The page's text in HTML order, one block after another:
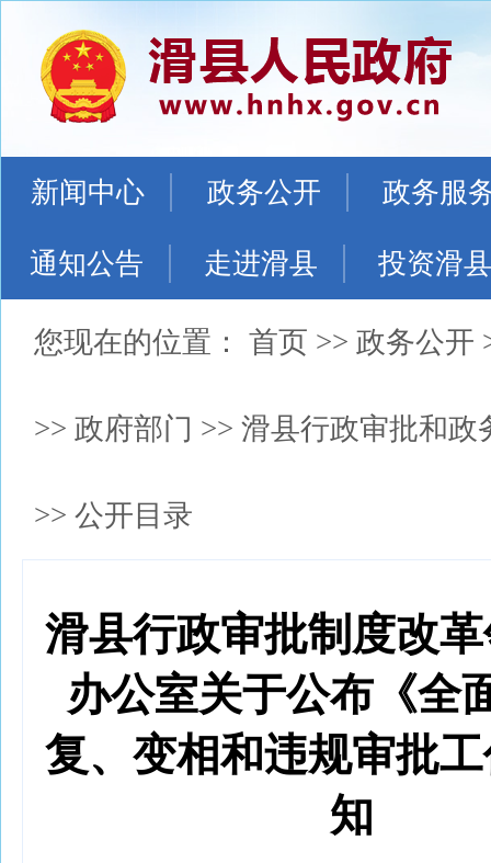
新闻中心 政务公开 政务服
通知公告 走进滑县 投资滑县
您现在的位置： 首页 >> 政务公开
>> 政府部门 >> 滑县行政审批和政
>> 公开目录
滑县行政审批制度改
办公室关于公布《全
复、变相和违规审批
知